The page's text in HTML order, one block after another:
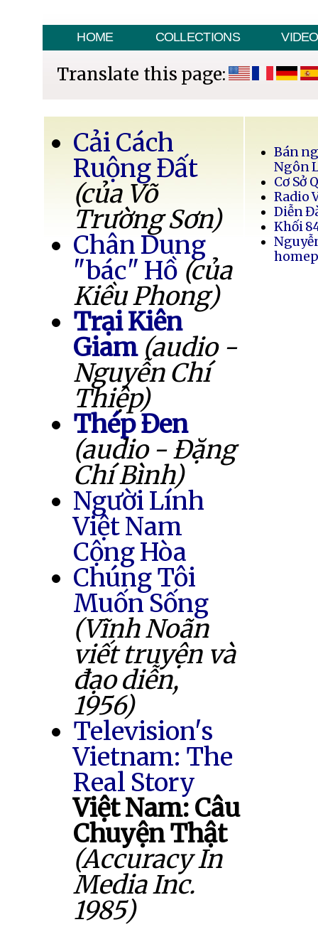
HOME COLLECTIONS VIDEO
Translate this page:
Cải Cách
Ruộng Đất
(của Võ
Trường Sơn)
Chân Dung
"bác" Hồ (của
Kiều Phong)
Trại Kiên
Giam (audio -
Nguyễn Chí
Thiệp)
Thép Đen
(audio - Đặng
Chí Bình)
Người Lính
Việt Nam
Cộng Hòa
Chúng Tôi
Muốn Sống
(Vĩnh Noãn
viết truyện và
đạo diễn,
1956)
Television's
Vietnam: The
Real Story
Việt Nam: Câu
Chuyện Thật
(Accuracy In
Media Inc.
1985)
Bán
Ngôn
Cơ Sở
Radio
Diễn
Khối